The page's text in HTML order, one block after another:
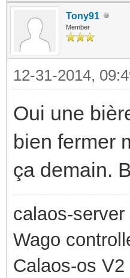
Tony91
Member
12-31-2014,
Oui une
bien fermer
ça demain.
calaos-
Wago
Calaos-os V2